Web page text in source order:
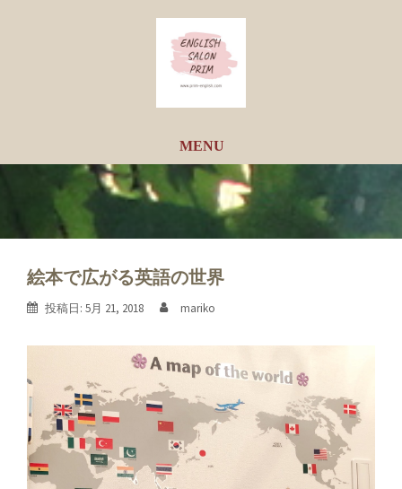
絵本で広がる英語の世界
投稿日: 5月 21, 2018 mariko